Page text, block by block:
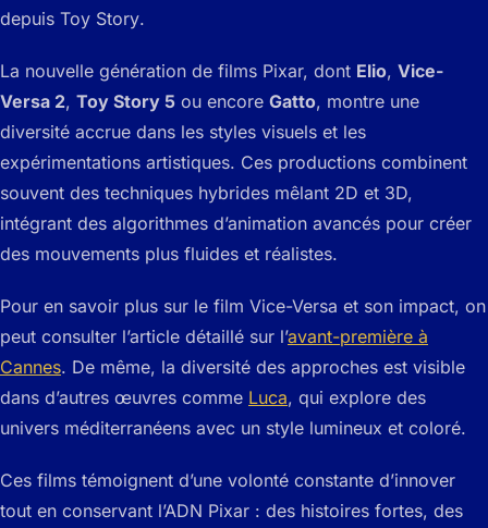
depuis Toy Story.
La nouvelle génération de films Pixar, dont Elio, Vice-
Versa 2, Toy Story 5 ou encore Gatto, montre une
diversité accrue dans les styles visuels et les
expérimentations artistiques. Ces productions combinent
souvent des techniques hybrides mêlant 2D et 3D,
intégrant des algorithmes d’animation avancés pour créer
des mouvements plus fluides et réalistes.
Pour en savoir plus sur le film Vice-Versa et son impact, on
peut consulter l’article détaillé sur l’avant-première à
Cannes. De même, la diversité des approches est visible
dans d’autres œuvres comme Luca, qui explore des
univers méditerranéens avec un style lumineux et coloré.
Ces films témoignent d’une volonté constante d’innover
tout en conservant l’ADN Pixar : des histoires fortes, des